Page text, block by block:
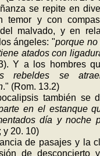
se repite en
temor y con
malvado, y en
ángeles: "porque
atados con
Y a los hombres
rebeldes se
." (Rom. 13.2)
también se
en el estanque
día y noche
y 20. 10)
de pasajes y la
de desconcierto